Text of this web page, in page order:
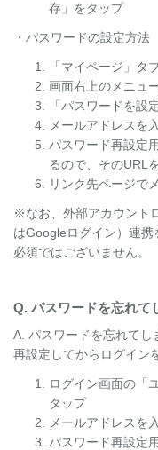
存」をタップ
・パスワードの設定方法
「マイページ」タ
画面右上のメニュ
「パスワードを設
メールアドレスを
パスワード再設定
るので、そのURL
リンク先ページで
※なお、外部アカウント
はGoogleログイン）連
必須ではございません。
Q. パスワードを忘れて
A. パスワードを忘れてし
再設定してからログイン
ログイン画面の「
タップ
メールアドレスを
パスワード再設定